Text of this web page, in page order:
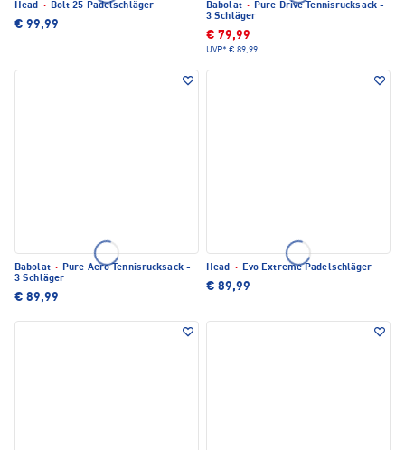
Head · Bolt 25 Padelschläger
€ 99,99
Babolat · Pure Drive Tennisrucksack -
3 Schläger
€ 79,99
UVP* € 89,99
Babolat · Pure Aero Tennisrucksack -
3 Schläger
€ 89,99
Head · Evo Extreme Padelschläger
€ 89,99